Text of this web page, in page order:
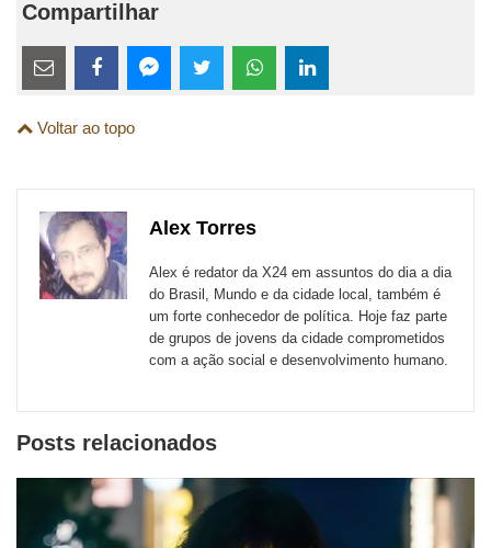
Compartilhar
Estes
links
são
sites
externos
esta
Email
esta
FacebookMessenger
TwitterWhatsApp
Voltar ao topo
Alex Torres
Alex é redator da X24 em assuntos do dia a dia
do Brasil, Mundo e da cidade local, também é
um forte conhecedor de política. Hoje faz parte
de grupos de jovens da cidade comprometidos
com a ação social e desenvolvimento humano.
Posts relacionados